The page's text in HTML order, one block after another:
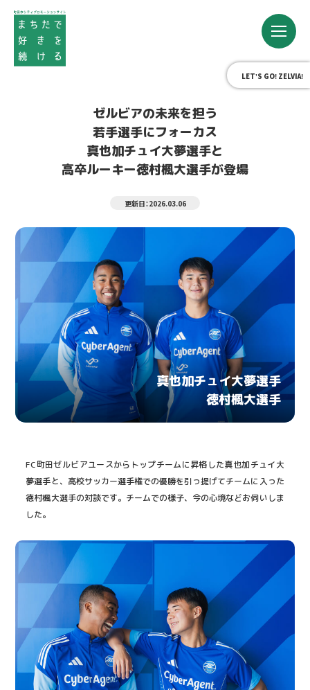
LET’S GO! ZELVIA!
ゼルビアの未来を担う
若手選手にフォーカス
真也加チュイ大夢選手と
高卒ルーキー徳村楓大選手が登場
更新日：2026.03.06
真也加チュイ大夢選手
徳村楓大選手
FC町田ゼルビアユースからトップチームに昇格した真也加チュイ大
夢選手と、高校サッカー選手権での優勝を引っ提げてチームに入った
徳村楓大選手の対談です。チームでの様子、今の心境などお伺いしま
した。